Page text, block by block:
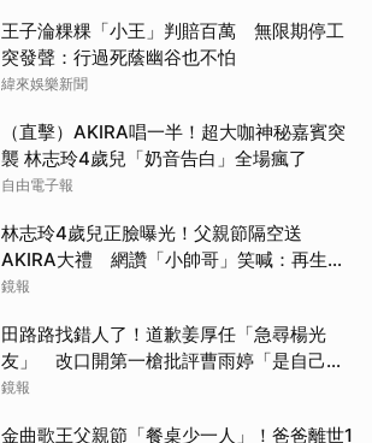
王子淪粿粿「小王」判賠百萬 無限期停工
突發聲：行過死蔭幽谷也不怕
緯來娛樂新聞
（直擊）AKIRA唱一半！超大咖神秘嘉賓突
襲 林志玲4歲兒「奶音告白」全場瘋了
自由電子報
林志玲4歲兒正臉曝光！父親節隔空送
AKIRA大禮 網讚「小帥哥」笑喊：再生一
個
鏡報
田路路找錯人了！道歉姜厚任「急尋楊光
友」 改口開第一槍批評曹雨婷「是自己太
衝動」
鏡報
金曲歌王父親節「餐桌少一人」！爸爸離世1